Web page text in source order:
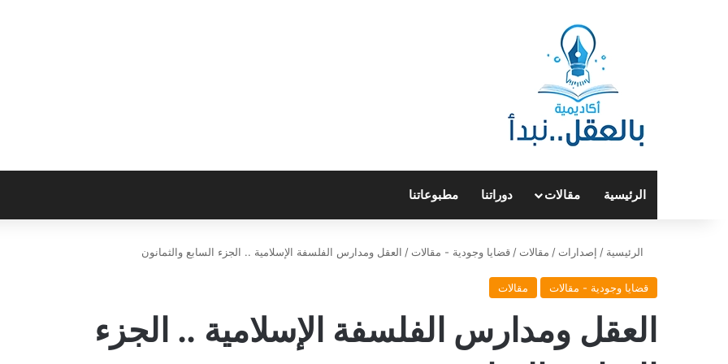
الرئيسية مقالات دوراتنا مطبوعاتنا
الرئيسية / إصدارات / مقالات / قضايا وجودية - مقالات / العقل ومدارس الفلسفة الإسلامية .. الجزء السابع والثمانون
قضايا وجودية - مقالات مقالات
العقل ومدارس الفلسفة الإسلامية .. الجزء